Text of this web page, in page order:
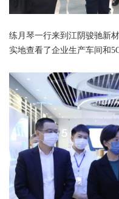
练月琴一行来到江阴骏驰新
实地查看了企业生产车间和